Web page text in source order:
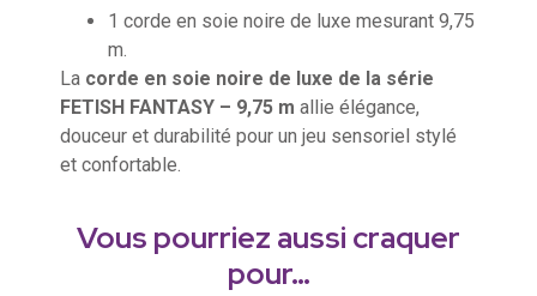
1 corde en soie noire de luxe mesurant 9,75
m.
La corde en soie noire de luxe de la série
FETISH FANTASY – 9,75 m allie élégance,
douceur et durabilité pour un jeu sensoriel stylé
et confortable.
Vous pourriez aussi craquer
pour…